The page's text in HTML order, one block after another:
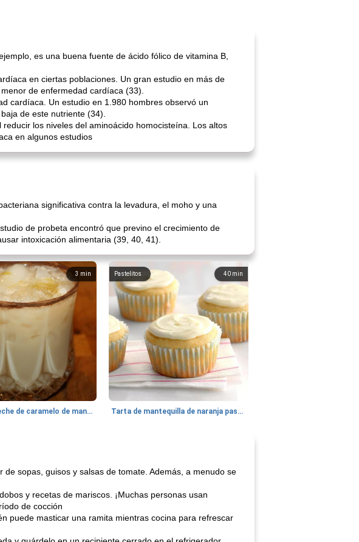
es una buena fuente de ácido fólico de vitamina B,
en ciertas poblaciones. Un gran estudio en más de
de enfermedad cardíaca (33).
cardíaca. Un estudio en 1.980 hombres observó un
de este nutriente (34).
los niveles del aminoácido homocisteína. Los altos
en algunos estudios
significativa contra la levadura, el moho y una
de probeta encontró que previno el crecimiento de
intoxicación alimentaria (39, 40, 41).
3 min
Batido de leche de caramelo de mantequilla (alcohólico)
40 min
Pastelitos
Tarta de mantequilla de naranja pasada de moda
sopas, guisos y salsas de tomate. Además, a menudo se
y recetas de mariscos. ¡Muchas personas usan
de cocción
puede masticar una ramita mientras cocina para refrescar